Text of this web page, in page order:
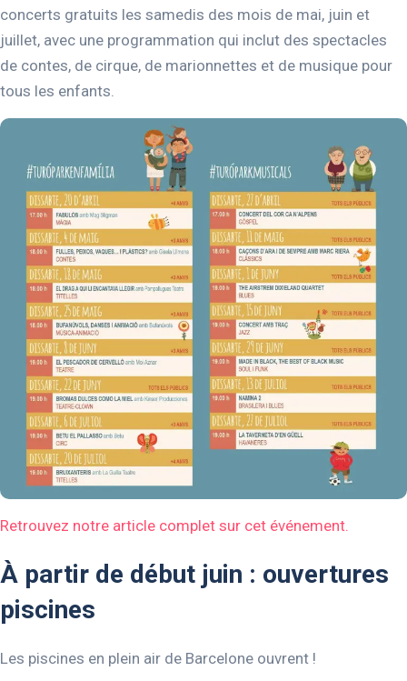
concerts gratuits les samedis des mois de mai, juin et
juillet, avec une programmation qui inclut des spectacles
de contes, de cirque, de marionnettes et de musique pour
tous les enfants.
Retrouvez notre article complet sur cet événement.
À partir de début juin : ouvertures
piscines
Les piscines en plein air de Barcelone ouvrent !